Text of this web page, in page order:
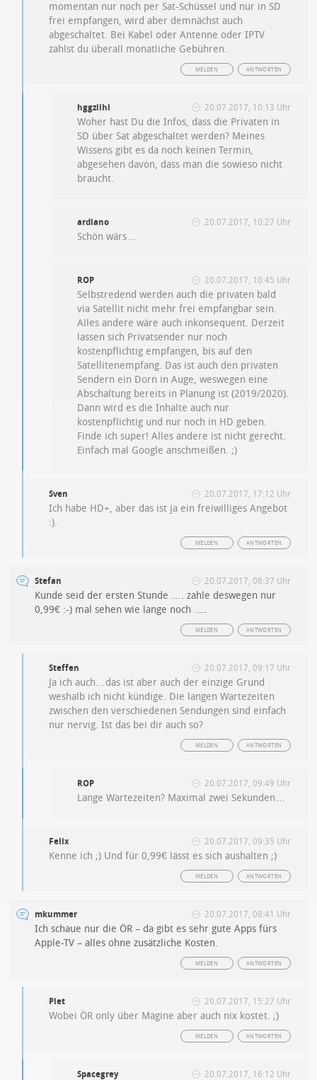
momentan nur noch per Sat-Schüssel und nur in SD
frei empfangen, wird aber demnächst auch
abgeschaltet. Bei Kabel oder Antenne oder IPTV
zahlst du überall monatliche Gebühren.
ANTWORTEN
MELDEN
hggziihi 20.07.2017, 10:13 Uhr
Woher hast Du die Infos, dass die Privaten in
SD über Sat abgeschaltet werden? Meines
Wissens gibt es da noch keinen Termin,
abgesehen davon, dass man die sowieso nicht
braucht.
ardiano 20.07.2017, 10:27 Uhr
Schön wärs…
ROP 20.07.2017, 10:45 Uhr
Selbstredend werden auch die privaten bald
via Satellit nicht mehr frei empfangbar sein.
Alles andere wäre auch inkonsequent. Derzeit
lassen sich Privatsender nur noch
kostenpflichtig empfangen, bis auf den
Satellitenempfang. Das ist auch den privaten
Sendern ein Dorn in Auge, weswegen eine
Abschaltung bereits in Planung ist (2019/2020).
Dann wird es die Inhalte auch nur
kostenpflichtig und nur noch in HD geben.
Finde ich super! Alles andere ist nicht gerecht.
Einfach mal Google anschmeißen. ;)
Sven 20.07.2017, 17:12 Uhr
Ich habe HD+, aber das ist ja ein freiwilliges Angebot
:).
ANTWORTEN
MELDEN
Stefan 20.07.2017, 08:37 Uhr
Kunde seid der ersten Stunde …. zahle deswegen nur
0,99€ :-) mal sehen wie lange noch ….
ANTWORTEN
MELDEN
Steffen 20.07.2017, 09:17 Uhr
Ja ich auch…das ist aber auch der einzige Grund
weshalb ich nicht kündige. Die langen Wartezeiten
zwischen den verschiedenen Sendungen sind einfach
nur nervig. Ist das bei dir auch so?
ANTWORTEN
MELDEN
ROP 20.07.2017, 09:49 Uhr
Lange Wartezeiten? Maximal zwei Sekunden…
Felix 20.07.2017, 09:35 Uhr
Kenne ich ;) Und für 0,99€ lässt es sich aushalten ;)
ANTWORTEN
MELDEN
mkummer 20.07.2017, 08:41 Uhr
Ich schaue nur die ÖR – da gibt es sehr gute Apps fürs
Apple-TV – alles ohne zusätzliche Kosten.
ANTWORTEN
MELDEN
Piet 20.07.2017, 15:27 Uhr
Wobei ÖR only über Magine aber auch nix kostet. ;)
ANTWORTEN
MELDEN
Spacegrey 20.07.2017, 16:12 Uhr